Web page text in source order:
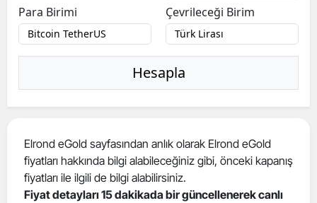
Bitlis
Bolu
Bursa
Çankırı
Çorum
Para Birimi
Çevrileceği Birim
Hesapla
Elrond eGold sayfasından anlık olarak Elrond eGold
fiyatları hakkında bilgi alabileceğiniz gibi, önceki kapanış
fiyatları ile ilgili de bilgi alabilirsiniz.
Fiyat detayları 15 dakikada bir güncellenerek canlı